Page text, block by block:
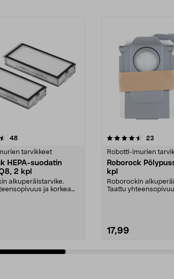
48arvostelut
tarvikkeet
HEPA-suodatin
2 kpl
alkuperäistarvike.
ja korkea
4.5 viidestä
23
Robotti-imurien
Roborock
kpl
Roborockin
Taattu
17,99
4.5 viidestä